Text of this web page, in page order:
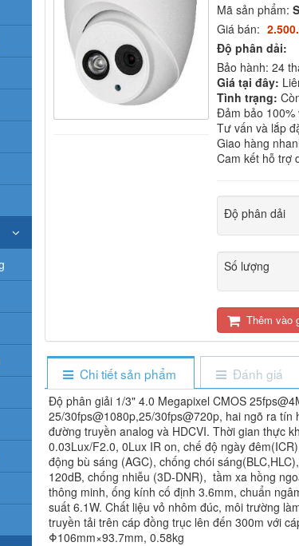
Mã sản phẩm:
Giá bán:
Độ phân dải:
Bảo hành: 24
Giá tại đây:
Tình trạng:
Đảm bảo 100%
Tư vấn và lắp
Giao hàng
Cam kết hỗ trợ
Độ phân dải
Số lượng
Thêm vào
Chi tiết sản phẩm Đánh giá
Độ phân giải 1/3" 4.0 Megapixel CMOS
25/30fps@1080p,25/30fps@720p, hai ngõ ra tín
đường truyền analog và HDCVI. Thời gian thực
0.03Lux/F2.0, 0Lux IR on, chế độ ngày
động bù sáng (AGC), chống chói
120dB, chống nhiễu (3D-DNR), tầm xa hồng
thông minh, ống kính cố định 3.6mm, chuẩn
suất 6.1W. Chất liệu vỏ nhôm đúc, môi trường
truyền tải trên cáp đồng trục lên đến 300m với
Φ106mm×93.7mm, 0.58kg